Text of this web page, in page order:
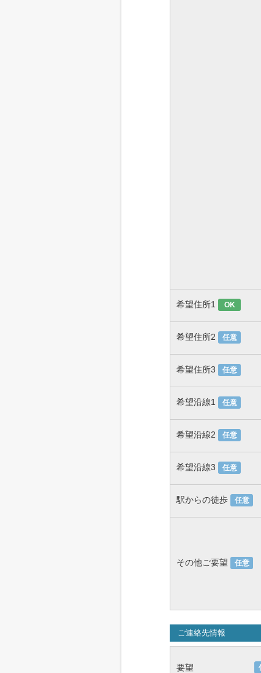
希望住所1 OK
希望住所2 任意
希望住所3 任意
希望沿線1 任意
希望沿線2 任意
希望沿線3 任意
駅からの徒歩 任意
その他ご要望 任意
ご連絡先情報
要望